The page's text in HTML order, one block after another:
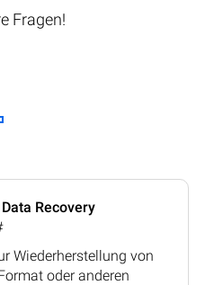
Fragen!
Recovery
Wiederherstellung von
oder anderen